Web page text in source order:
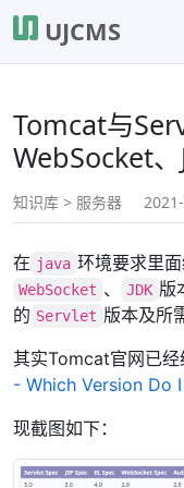
UJCMS
Tomcat与
WebSocket
知识库 > 服务器
在 java 环境要求里
WebSocket 、 JDK 版
的 Servlet 版本及所
其实Tomcat官网已经
- Which Version Do
现截图如下：